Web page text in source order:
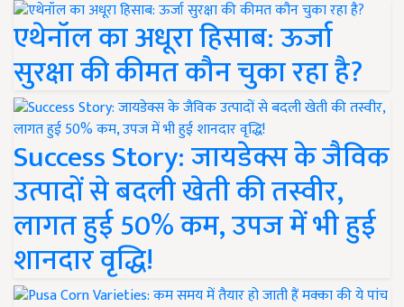
एथेनॉल का अधूरा हिसाब: ऊर्जा
सुरक्षा की कीमत कौन चुका रहा है?
Success Story: जायडेक्स के जैविक
उत्पादों से बदली खेती की तस्वीर,
लागत हुई 50% कम, उपज में भी हुई
शानदार वृद्धि!